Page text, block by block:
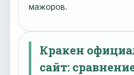
мажоров.
Кракен
сайт: